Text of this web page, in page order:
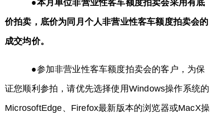
●本月单位非营业性客车额度拍卖会采用有底
价拍卖，底价为同月个人非营业性客车额度拍卖会的
成交均价。
●参加非营业性客车额度拍卖会的客户，为保
证您顺利参拍，请优先选择使用Windows操作系统的
MicrosoftEdge、Firefox最新版本的浏览器或MacX操